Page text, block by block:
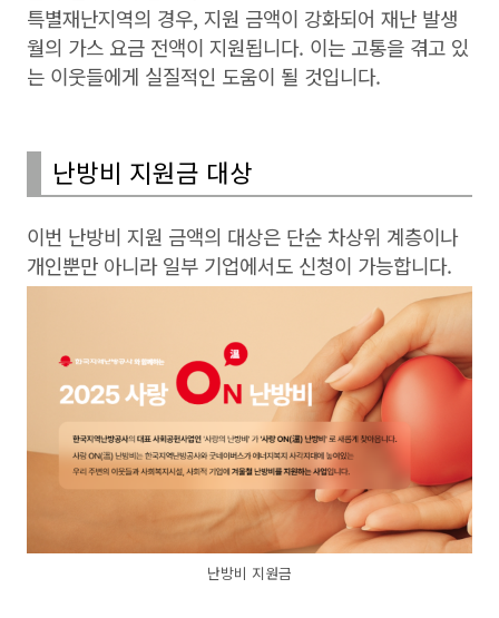
특별재난지역의 경우, 지원 금액이 강화되어 재난 발생
월의 가스 요금 전액이 지원됩니다. 이는 고통을 겪고 있
는 이웃들에게 실질적인 도움이 될 것입니다.
난방비 지원금 대상
이번 난방비 지원 금액의 대상은 단순 차상위 계층이나
개인뿐만 아니라 일부 기업에서도 신청이 가능합니다.
난방비 지원금